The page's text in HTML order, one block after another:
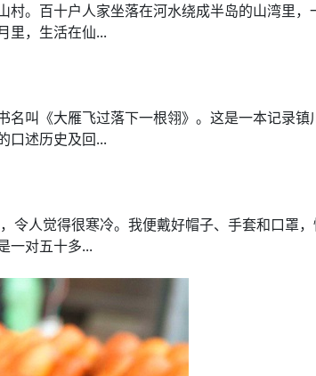
。百十户人家坐落在河水绕成半岛的山湾里
里，生活在仙...
叫《大雁飞过落下一根翎》。这是一本记录
口述历史及回...
令人觉得很寒冷。我便戴好帽子、手套和口罩
一对五十多...